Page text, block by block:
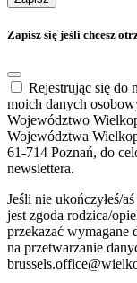
Zapisz się jeśli chcesz
Rejestrując się do
moich danych
Województwo
Województwa
61-714 Poznań, do
newslettera.
Jeśli nie ukończyłeś/
jest zgoda rodzica/
przekazać wymagane
na przetwarzanie